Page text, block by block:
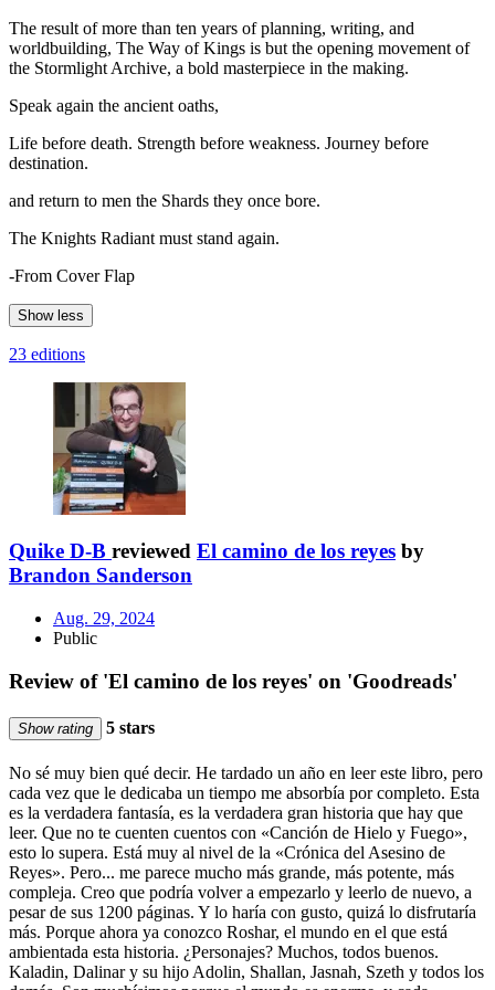
The result of more than ten years of planning, writing, and
worldbuilding, The Way of Kings is but the opening movement of
the Stormlight Archive, a bold masterpiece in the making.
Speak again the ancient oaths,
Life before death. Strength before weakness. Journey before
destination.
and return to men the Shards they once bore.
The Knights Radiant must stand again.
-From Cover Flap
Show less
23 editions
Quike D-B reviewed El camino de los reyes by
Brandon Sanderson
Aug. 29, 2024
Public
Review of 'El camino de los reyes' on 'Goodreads'
Show rating 5 stars
No sé muy bien qué decir. He tardado un año en leer este libro, pero
cada vez que le dedicaba un tiempo me absorbía por completo. Esta
es la verdadera fantasía, es la verdadera gran historia que hay que
leer. Que no te cuenten cuentos con «Canción de Hielo y Fuego»,
esto lo supera. Está muy al nivel de la «Crónica del Asesino de
Reyes». Pero... me parece mucho más grande, más potente, más
compleja. Creo que podría volver a empezarlo y leerlo de nuevo, a
pesar de sus 1200 páginas. Y lo haría con gusto, quizá lo disfrutaría
más. Porque ahora ya conozco Roshar, el mundo en el que está
ambientada esta historia. ¿Personajes? Muchos, todos buenos.
Kaladin, Dalinar y su hijo Adolin, Shallan, Jasnah, Szeth y todos los